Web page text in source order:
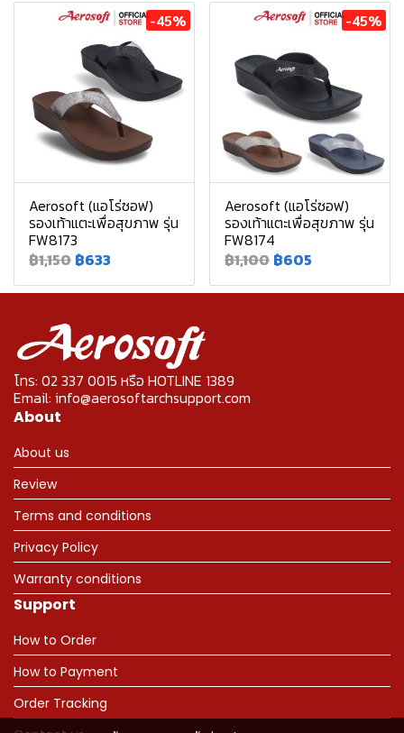
-45%
Aerosoft (แอโร่ซอฟ)
รองเท้าแตะเพื่อสุขภาพ รุ่น
FW8173
฿1,150 ฿633
-45%
Aerosoft (แอโร่ซอฟ)
รองเท้าแตะเพื่อสุขภาพ รุ่น
FW8174
฿1,100 ฿605
โทร: 02 337 0015 หรือ HOTLINE 1389
Email: info@aerosoftarchsupport.com
About
About us
Review
Terms and conditions
Privacy Policy
Warranty conditions
Support
How to Order
How to Payment
Order Tracking